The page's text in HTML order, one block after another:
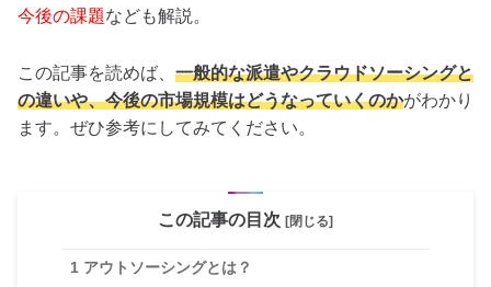
今後の課題なども解説。
この記事を読めば、 一般的な派遣やクラウドソーシングと
の違いや、今後の市場規模はどうなっていくのかがわかり
ます。ぜひ参考にしてみてください。
この記事の目次 [閉じる]
1 アウトソーシングとは？